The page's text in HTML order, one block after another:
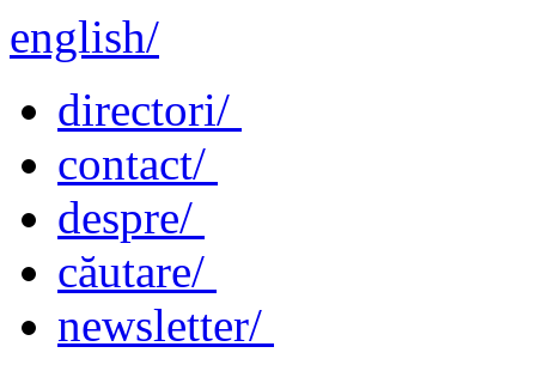
english/
directori/
contact/
despre/
căutare/
newsletter/